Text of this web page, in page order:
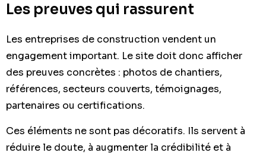
Les preuves qui rassurent
Les entreprises de construction vendent un
engagement important. Le site doit donc afficher
des preuves concrètes : photos de chantiers,
références, secteurs couverts, témoignages,
partenaires ou certifications.
Ces éléments ne sont pas décoratifs. Ils servent à
réduire le doute, à augmenter la crédibilité et à